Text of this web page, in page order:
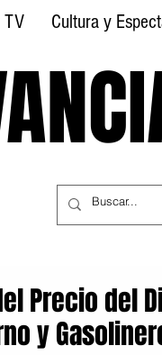
TV Cultura y
Precio del
y